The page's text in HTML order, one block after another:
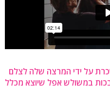
על ידי המרצה שלה לצלם
במשולש אפל שיוצא מכלל